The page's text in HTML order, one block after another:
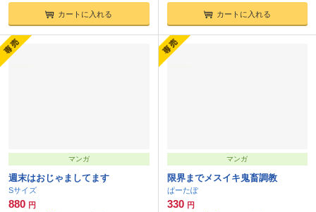
カートに入れる カートに入れる
マンガ
週末はおじゃましてます
Sサイズ
880 円
マンガ
限界までメスイキ鬼畜調教
ぱーたぽ
330 円